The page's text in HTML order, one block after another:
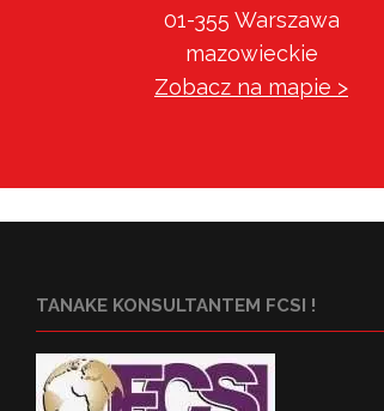
01-355 Warszawa
mazowieckie
Zobacz na mapie >
TANAKE KONSULTANTEM FCSI !